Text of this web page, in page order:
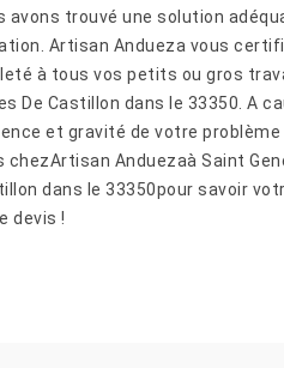
avons trouvé une solution
Artisan Andueza vous
à tous vos petits ou gros
De Castillon dans le 33350. A
et gravité de votre problème
chezArtisan Anduezaà Saint
dans le 33350pour savoir
devis !